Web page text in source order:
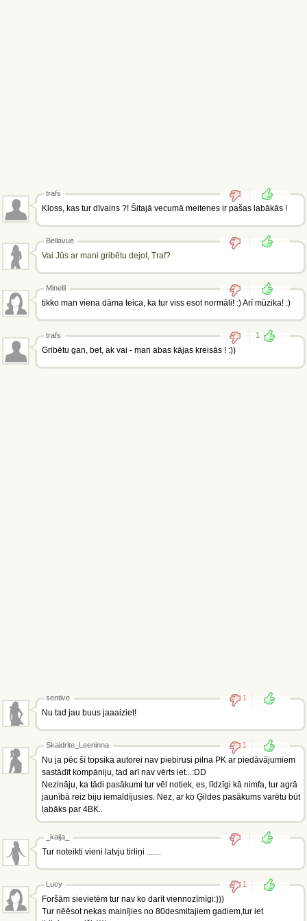
trafs
Kloss, kas tur dīvains ?! Šitajā vecumā meitenes ir pašas labākās !
Bellavue
Vai Jūs ar mani gribētu dejot, Traf?
Minelli
tikko man viena dāma teica, ka tur viss esot normāli! :) Arī mūzika! :)
trafs 1
Gribētu gan, bet, ak vai - man abas kājas kreisās ! :))
sentive 1
Nu tad jau buus jaaaiziet!
Skaidrite_Leeninna 1
Nu ja pēc šī topsika autorei nav piebirusi pilna PK ar piedāvājumiem
sastādīt kompāniju, tad arī nav vērts iet...:DD
Nezināju, ka tādi pasākumi tur vēl notiek, es, līdzīgi kā nimfa, tur agrā
jaunībā reiz biju iemaldījusies. Nez, ar ko Ģildes pasākums varētu būt
labāks par 4BK..
_kaija_
Tur noteikti vieni latvju tirliņi .......
Lucy 1
Foršām sievietēm tur nav ko darīt viennozīmīgi:)))
Tur nēēsot nekas mainījies no 80desmitajiem gadiem,tur iet